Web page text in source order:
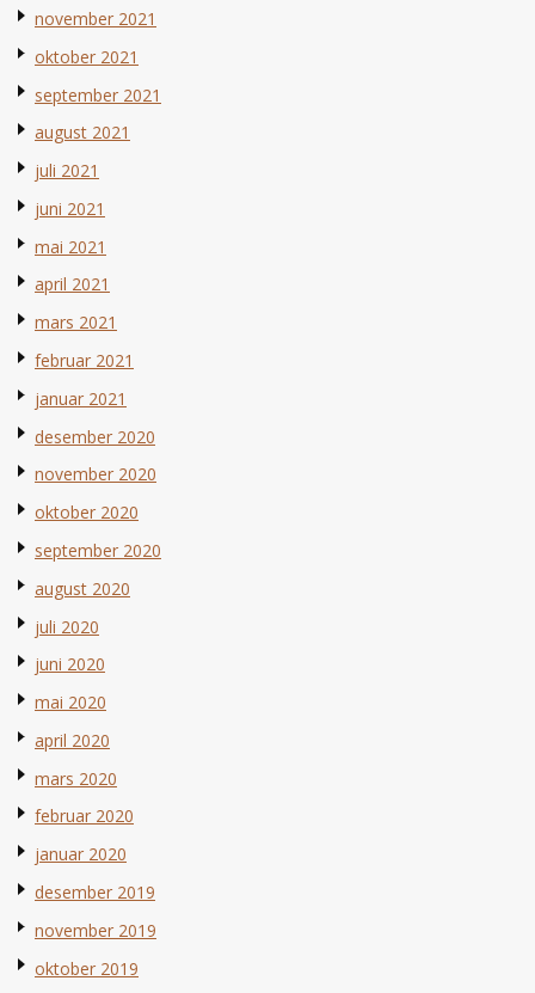
november 2021
oktober 2021
september 2021
august 2021
juli 2021
juni 2021
mai 2021
april 2021
mars 2021
februar 2021
januar 2021
desember 2020
november 2020
oktober 2020
september 2020
august 2020
juli 2020
juni 2020
mai 2020
april 2020
mars 2020
februar 2020
januar 2020
desember 2019
november 2019
oktober 2019